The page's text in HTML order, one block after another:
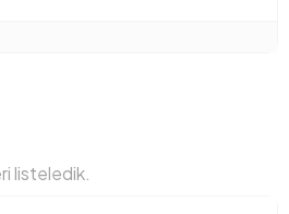
listeledik.